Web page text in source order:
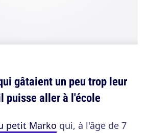
gâtaient un peu trop leur
puisse aller à l'école
petit Marko qui, à l'âge de 7